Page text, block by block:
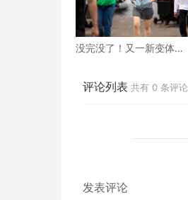
没完没了！又一新变体
口罩
评论列表 共有 0 条评论
发表评论